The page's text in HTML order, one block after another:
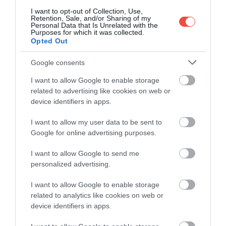
I want to opt-out of Collection, Use,
Retention, Sale, and/or Sharing of my
Personal Data that Is Unrelated with the
Purposes for which it was collected.
Opted Out
Google consents
I want to allow Google to enable storage
related to advertising like cookies on web or
device identifiers in apps.
I want to allow my user data to be sent to
Google for online advertising purposes.
I want to allow Google to send me
personalized advertising.
I want to allow Google to enable storage
related to analytics like cookies on web or
device identifiers in apps.
felkapcsolhatja a fényeket vagy mozgathatja a
redőnyöket, azt az illúziót keltve, hogy
tartózkodik valaki az épületben, ezzel elriasztva
a hívatlan vendégeket.
MEGTAKARÍTÁS ÉS BIZTONSÁG: AZ
ENERGIA-MEGTAKARÍTÁS
Az energia-megtakarítás nemcsak
környezetvédelmi szempont, hanem a családi
költségvetés egyik legfontosabb tétele is. Egy jól
csökkenthetia fűtési és hűtési költségeket. Ennek
egyik kulcsa a zónákra osztott szabályozás: nem
fűtjük feleslegesen az üres szobákat, és a rendszer
figyelembe veszi az olyan külső tényezőket is, mint